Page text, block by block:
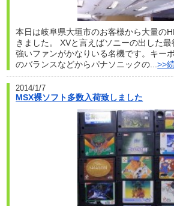
本日は岐阜県大垣市のお客様から大量の
きました。 XVと言えばソニーの出した
強いファンがかなりいる名機です。キー
のバランスなどからパナソニックの...>>
2014/1/7
MSX裸ソフト多数入荷致しました